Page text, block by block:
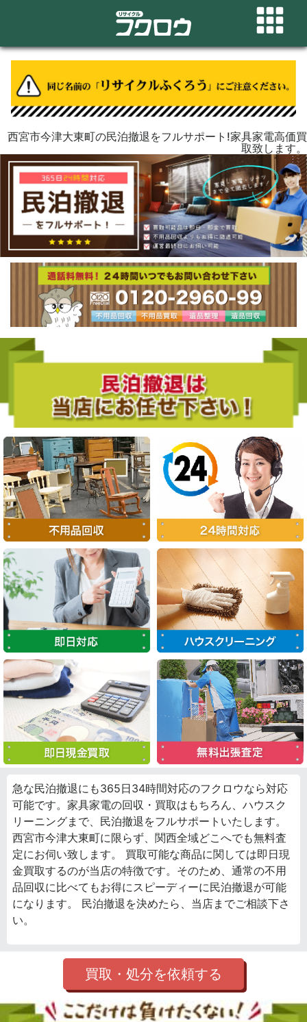
西宮市今津大東町の民泊撤退をフルサポート!家具家電高価買
取致します。
急な民泊撤退にも365日34時間対応のフクロウなら対応
可能です。家具家電の回収・買取はもちろん、ハウスク
リーニングまで、民泊撤退をフルサポートいたします。
西宮市今津大東町に限らず、関西全域どこへでも無料査
定にお伺い致します。 買取可能な商品に関しては即日現
金買取するのが当店の特徴です。そのため、通常の不用
品回収に比べてもお得にスピーディーに民泊撤退が可能
になります。 民泊撤退を決めたら、当店までご相談下さ
い。
買取・処分を依頼する